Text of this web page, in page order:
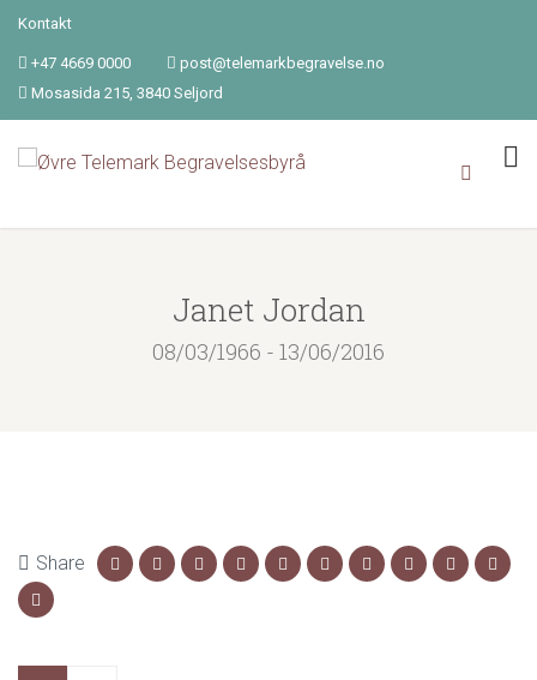
Kontakt
+47 4669 0000
post@telemarkbegravelse.no
Mosasida 215, 3840 Seljord
Janet Jordan
08/03/1966 - 13/06/2016
Share